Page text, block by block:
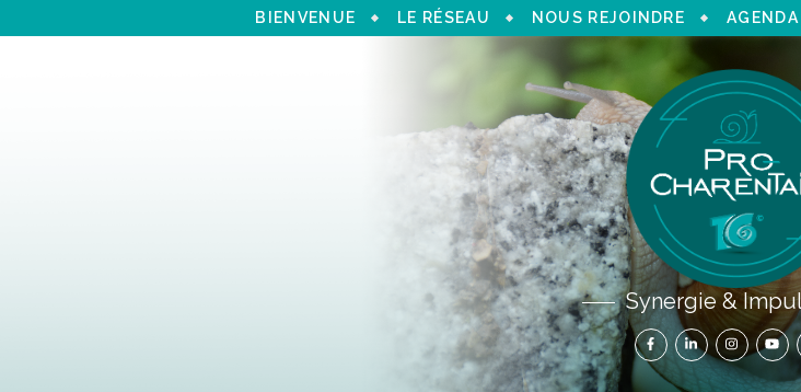
BIENVENUE LE RÉSEAU NOUS REJOINDRE AGENDA
Synergie &